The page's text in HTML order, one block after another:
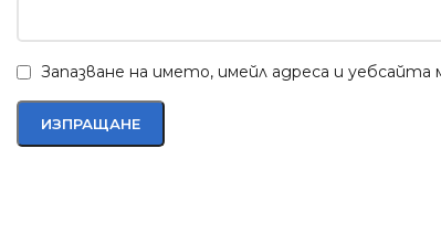
Запазване на името, имейл адреса и